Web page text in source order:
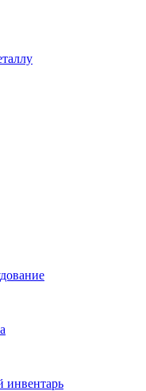
инвентарь